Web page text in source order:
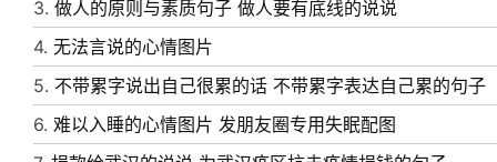
年您一如既往的工作，收获加倍的快乐，充实
12、情不知所起，一往而深。2020，再见
13、 年终不是终点，元旦不仅开篇，经验需
煌我们继续奔来，用一份心情奔向目标，用一
3. 做人的原则与素质句子 做人要有底线的说说
4. 无法言说的心情图片
5. 不带累字说出自己很累的话 不带累字表达自己累的句子
6. 难以入睡的心情图片 发朋友圈专用失眠配图